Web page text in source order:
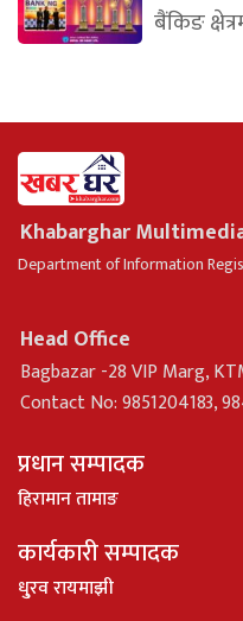
बैंकिङ
Khabarghar
Department of Information
Head Office
Bagbazar -28 VIP Marg,
Contact No: 9851204183,
प्रधान सम्पादक
हिरामान तामाङ
कार्यकारी सम्पादक
धु्रव रायमाझी